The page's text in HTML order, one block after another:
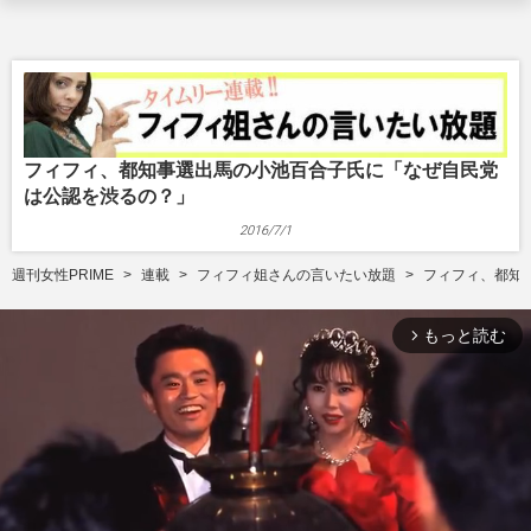
フィフィ、都知事選出馬の小池百合子氏に「なぜ自民党
は公認を渋るの？」
2016/7/1
週刊女性PRIME 連載 フィフィ姐さんの言いたい放題 フィフィ、都知
arrow_forward_ios もっと読む